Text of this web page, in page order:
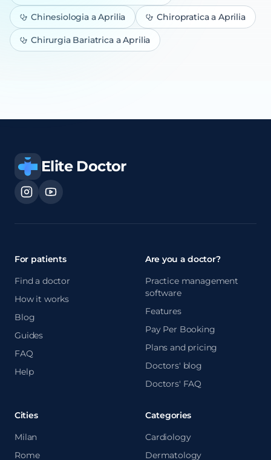
Chinesiologiaa Aprilia Chiropraticaa Aprilia
Chirurgia Bariatricaa Aprilia
Elite Doctor
For patients
Find a doctor
How it works
Blog
Guides
FAQ
Help
Are you a doctor?
Practice management
software
Features
Pay Per Booking
Plans and pricing
Doctors' blog
Doctors' FAQ
Cities
Milan
Rome
Categories
Cardiology
Dermatology